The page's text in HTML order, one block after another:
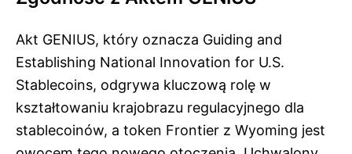
Akt GENIUS, który oznacza Guiding and
Establishing National Innovation for U.S.
Stablecoins, odgrywa kluczową rolę w
kształtowaniu krajobrazu regulacyjnego dla
stablecoinów, a token Frontier z Wyoming jest